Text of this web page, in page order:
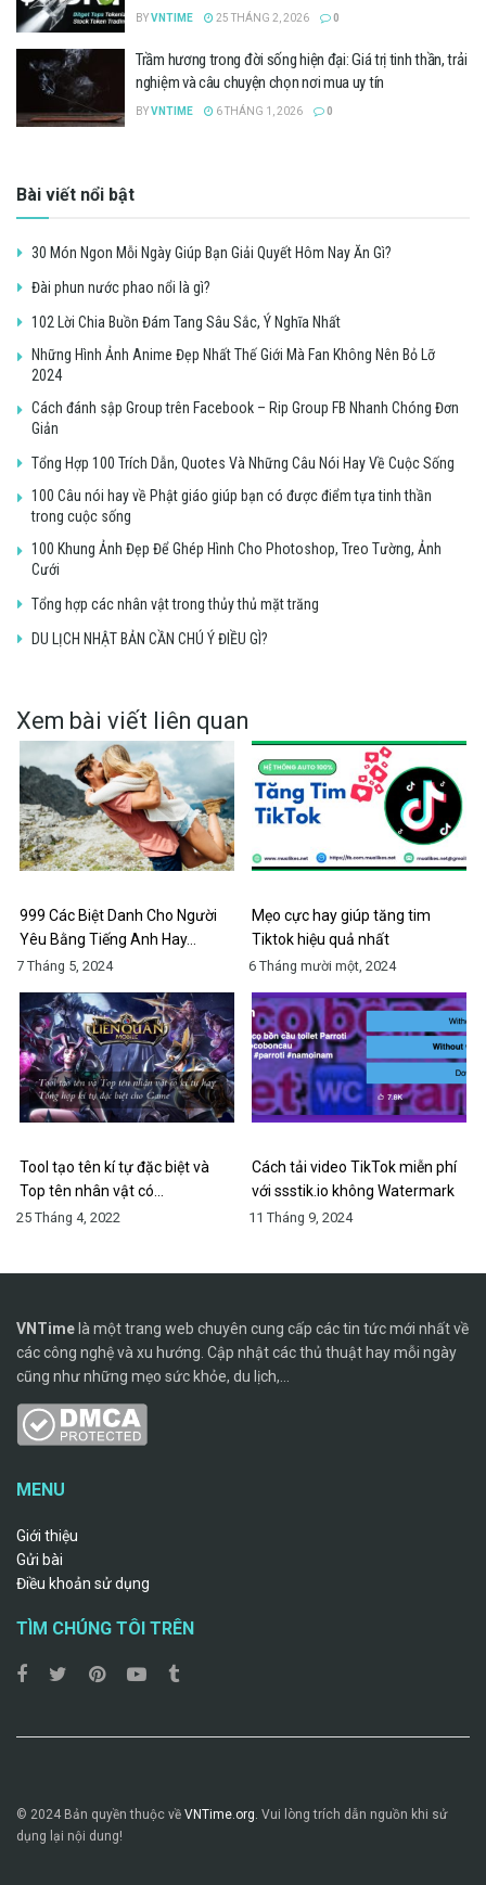
BYVNTIME 25 THÁNG 2, 2026 0
Trầm hương trong đời sống hiện đại: Giá trị tinh thần, trải
nghiệm và câu chuyện chọn nơi mua uy tín
BYVNTIME 6 THÁNG 1, 2026 0
Bài viết nổi bật
30 Món Ngon Mỗi Ngày Giúp Bạn Giải Quyết Hôm Nay Ăn Gì?
Đài phun nước phao nổi là gì?
102 Lời Chia Buồn Đám Tang Sâu Sắc, Ý Nghĩa Nhất
Những Hình Ảnh Anime Đẹp Nhất Thế Giới Mà Fan Không Nên Bỏ Lỡ
2024
Cách đánh sập Group trên Facebook – Rip Group FB Nhanh Chóng Đơn
Giản
Tổng Hợp 100 Trích Dẫn, Quotes Và Những Câu Nói Hay Về Cuộc Sống
100 Câu nói hay về Phật giáo giúp bạn có được điểm tựa tinh thần
trong cuộc sống
100 Khung Ảnh Đẹp Để Ghép Hình Cho Photoshop, Treo Tường, Ảnh
Cưới
Tổng hợp các nhân vật trong thủy thủ mặt trăng
DU LỊCH NHẬT BẢN CẦN CHÚ Ý ĐIỀU GÌ?
Xem bài viết liên quan
999 Các Biệt Danh Cho Người
Yêu Bằng Tiếng Anh Hay…
7 Tháng 5, 2024
Mẹo cực hay giúp tăng tim
Tiktok hiệu quả nhất
6 Tháng mười một, 2024
Tool tạo tên kí tự đặc biệt và
Top tên nhân vật có…
25 Tháng 4, 2022
Cách tải video TikTok miễn phí
với ssstik.io không Watermark
11 Tháng 9, 2024
VNTime là một trang web chuyên cung cấp các tin tức mới nhất về
các công nghệ và xu hướng. Cập nhật các thủ thuật hay mỗi ngày
cũng như những mẹo sức khỏe, du lịch,...
MENU
Giới thiệu
Gửi bài
Điều khoản sử dụng
TÌM CHÚNG TÔI TRÊN
© 2024 Bản quyền thuộc về VNTime.org. Vui lòng trích dẫn nguồn khi sử
dụng lại nội dung!